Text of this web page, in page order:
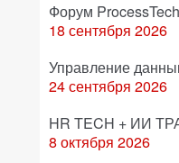
Форум ProcessTech
18 сентября 2026
Управление
24 сентября 2026
HR TECH + ИИ
8 октября 2026